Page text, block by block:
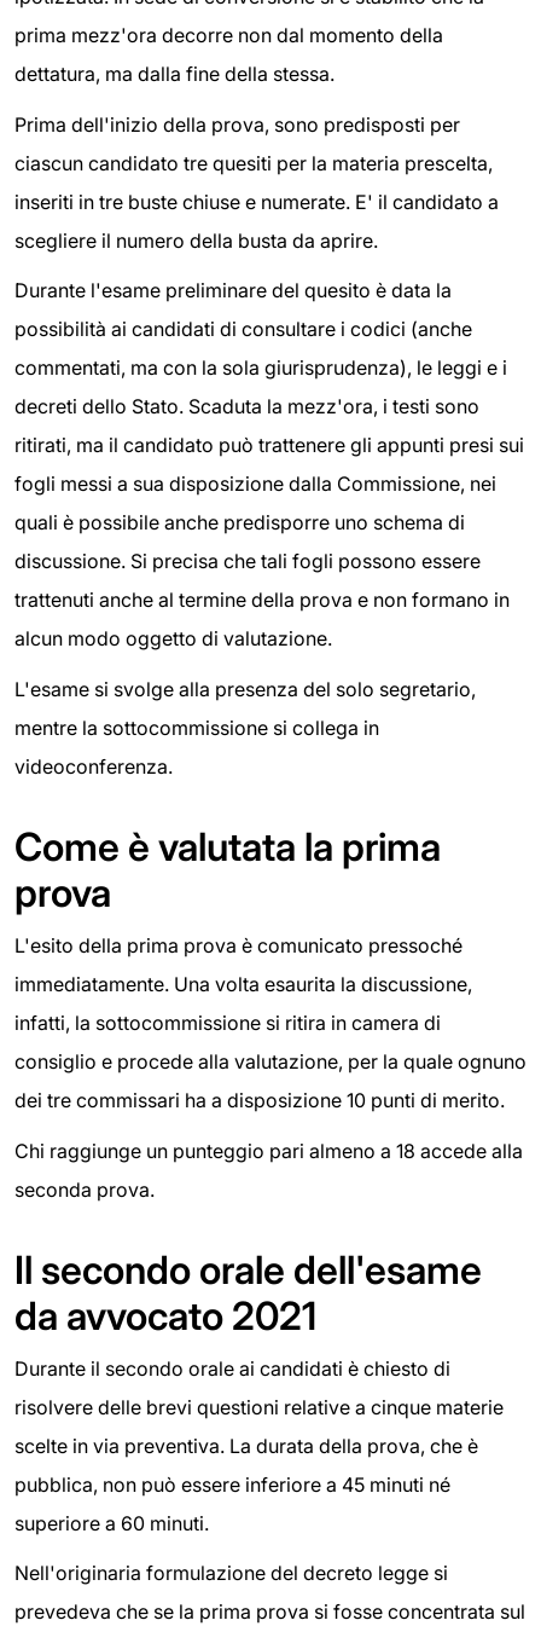
prima mezz'ora decorre non dal momento della
dettatura, ma dalla fine della stessa.
Prima dell'inizio della prova, sono predisposti per
ciascun candidato tre quesiti per la materia prescelta,
inseriti in tre buste chiuse e numerate. E' il candidato a
scegliere il numero della busta da aprire.
Durante l'esame preliminare del quesito è data la
possibilità ai candidati di consultare i codici (anche
commentati, ma con la sola giurisprudenza), le leggi e i
decreti dello Stato. Scaduta la mezz'ora, i testi sono
ritirati, ma il candidato può trattenere gli appunti presi sui
fogli messi a sua disposizione dalla Commissione, nei
quali è possibile anche predisporre uno schema di
discussione. Si precisa che tali fogli possono essere
trattenuti anche al termine della prova e non formano in
alcun modo oggetto di valutazione.
L'esame si svolge alla presenza del solo segretario,
mentre la sottocommissione si collega in
videoconferenza.
Come è valutata la prima
prova
L'esito della prima prova è comunicato pressoché
immediatamente. Una volta esaurita la discussione,
infatti, la sottocommissione si ritira in camera di
consiglio e procede alla valutazione, per la quale ognuno
dei tre commissari ha a disposizione 10 punti di merito.
Chi raggiunge un punteggio pari almeno a 18 accede alla
seconda prova.
Il secondo orale dell'esame
da avvocato 2021
Durante il secondo orale ai candidati è chiesto di
risolvere delle brevi questioni relative a cinque materie
scelte in via preventiva. La durata della prova, che è
pubblica, non può essere inferiore a 45 minuti né
superiore a 60 minuti.
Nell'originaria formulazione del decreto legge si
prevedeva che se la prima prova si fosse concentrata sul